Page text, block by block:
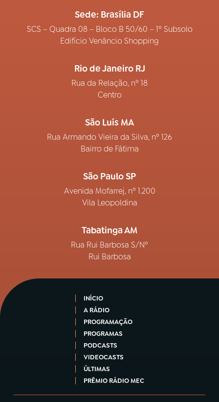
Sede: Brasília DF
SCS – Quadra 08 – Bloco B 50/60 – 1º Subsolo
Edifício Venâncio Shopping
Rio de Janeiro RJ
Rua da Relação, nº 18
Centro
São Luís MA
Rua Armando Vieira da Silva, nº 126
Bairro de Fátima
São Paulo SP
Avenida Mofarrej, nº 1.200
Vila Leopoldina
Tabatinga AM
Rua Rui Barbosa S/Nº
Rui Barbosa
INÍCIO
A RÁDIO
PROGRAMAÇÃO
PROGRAMAS
PODCASTS
VIDEOCASTS
ÚLTIMAS
PRÊMIO RÁDIO MEC